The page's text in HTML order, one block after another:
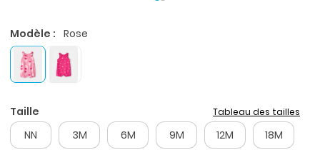
Modèle : Rose
Taille Tableau des tailles
NN 3M 6M 9M 12M 18M